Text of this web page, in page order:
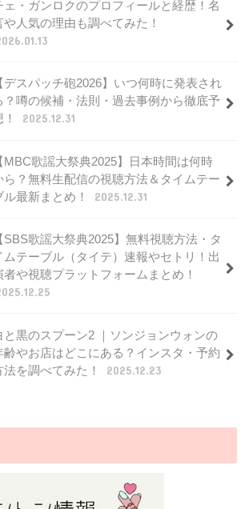
ェ・ガンロクのプロフィールと経歴！名
や人気の理由も調べてみた！
デスパッチ砲2026】いつ何時に発表され
？噂の候補・法則・過去事例から徹底予
！
2025.12.31
MBC歌謡大祭典2025】日本時間は何時
ら？無料生配信の視聴方法＆タイムテー
ル最新まとめ！
2025.12.31
SBS歌謡大祭典2025】無料視聴方法・タ
ムテーブル（タイテ）速報やセトリ！出
者や視聴プラットフォームまとめ！
と黒のスプーン2 ｜ソンジョンウォンの
齢やお店はどこにある？インスタ・予約
法を調べてみた！
2025.12.23